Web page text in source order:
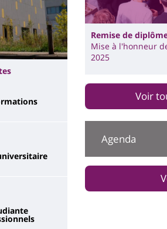
Remise de
Mise à l'honneur
2025
Voir
Agenda